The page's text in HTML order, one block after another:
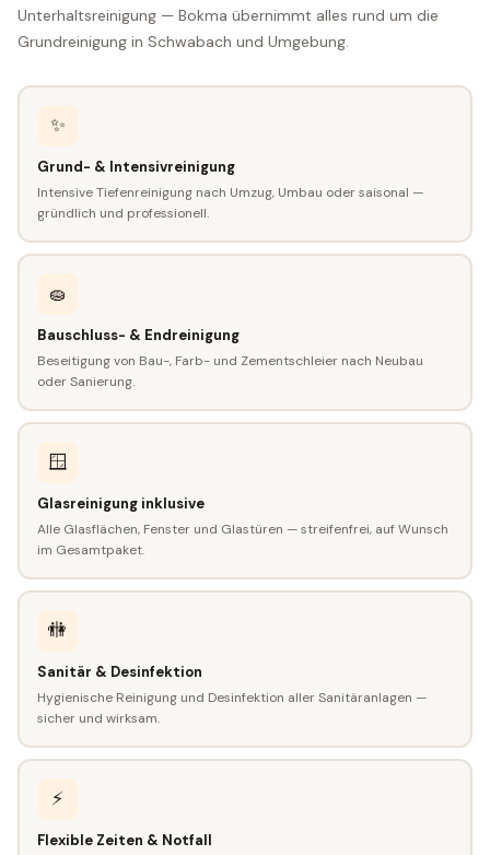
Unterhaltsreinigung — Bokma übernimmt alles rund um die
Grundreinigung in Schwabach und Umgebung.
✨
Grund- & Intensivreinigung
Intensive Tiefenreinigung nach Umzug, Umbau oder saisonal —
gründlich und professionell.
🧽
Bauschluss- & Endreinigung
Beseitigung von Bau-, Farb- und Zementschleier nach Neubau
oder Sanierung.
🪟
Glasreinigung inklusive
Alle Glasflächen, Fenster und Glastüren — streifenfrei, auf Wunsch
im Gesamtpaket.
🚻
Sanitär & Desinfektion
Hygienische Reinigung und Desinfektion aller Sanitäranlagen —
sicher und wirksam.
⚡
Flexible Zeiten & Notfall